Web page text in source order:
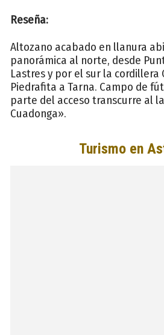
Reseña:
Altozano acabado en llanura
panorámica al norte, desde
Lastres y por el sur la cordillera
Piedrafita a Tarna. Campo de
parte del acceso transcurre al
Cuadonga».